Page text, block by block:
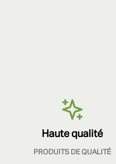
Haute qualité
PRODUITS DE QUALITÉ